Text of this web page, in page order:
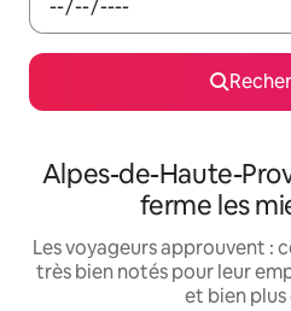
Alpes-de-Haute-
ferme les
Les voyageurs approuvent :
très bien notés pour leur
et bien plus